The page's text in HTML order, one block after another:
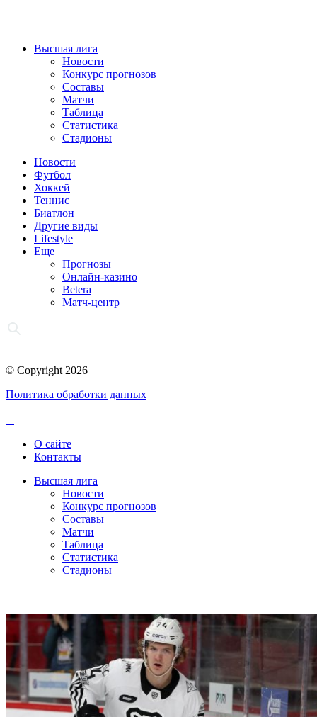
Высшая лига
Новости
Конкурс прогнозов
Составы
Матчи
Таблица
Статистика
Стадионы
Новости
Футбол
Хоккей
Теннис
Биатлон
Другие виды
Lifestyle
Еще
Прогнозы
Онлайн-казино
Betera
Матч-центр
© Copyright 2026
Политика обработки данных
О сайте
Контакты
Высшая лига
Новости
Конкурс прогнозов
Составы
Матчи
Таблица
Статистика
Стадионы